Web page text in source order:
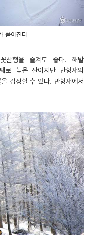
쏟아진다
산행을 즐겨도 좋다. 해발
로 높은 산이지만 만항재와
감상할 수 있다. 만항재에서